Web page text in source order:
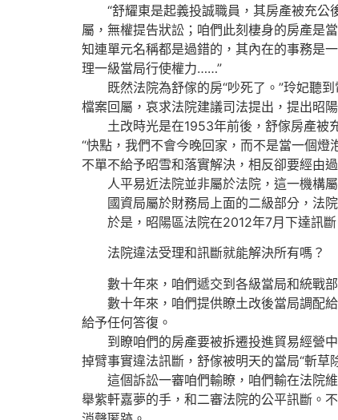
“舒耀東是起義投誠職員，其房產被充公
屬，無權提告狀訟；咱們此刻棲身的房產是
知連單元名稱都是過錯的，其內在的事務是
理一級當局行使權力……”
既然法院為舒傢的房“吵死了。”玲妃聽到
檔案回屬，哀求法院建議司法提出，提出昭
土改時光是在1953年前後，舒傢房產被充
“快點，我們不會今晚回家，而不是當一個
不單不給予昭雪和落實解決，相反卻要經由
人平易近法院並非屬於法院，這一機構屬
國資局屬於財務局上面的二級部分，法院
於是，昭陽區法院在2012年7月下達訊斷
法院違法受理和訊斷就能解決所有嗎？
數十年來，咱們遞交到各級當局和統戰部
數十年來，咱們提供瞭土改後當局調配給
給予任何答復。
到瞭咱們的房產要被拆遷投進貿易經營中
掉臂事實違法訊斷，舒傢被明天的當局“斬草
這個訴訟一審咱們輸瞭，咱們輸在法院維
舉紫軒嘉夢的手，和二審法院的公平訊斷。